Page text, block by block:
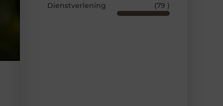
Dienstverlening
(79 )